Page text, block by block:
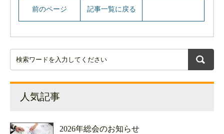
前のページ 記事一覧に戻る
人気記事
2026年総会のお知らせ